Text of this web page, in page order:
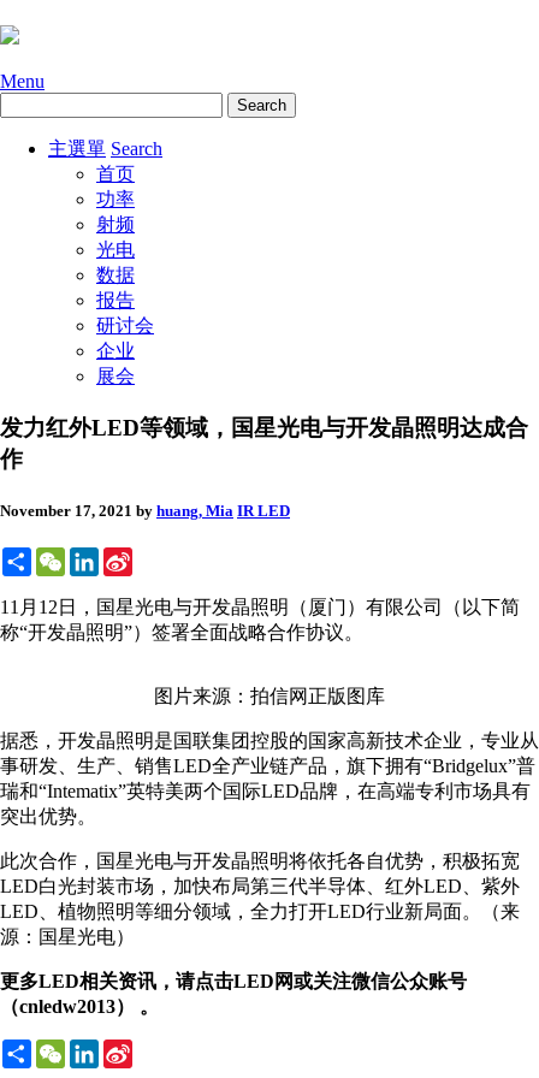
Menu
主選單 Search
首页
功率
射频
光电
数据
报告
研讨会
企业
展会
发力红外LED等领域，国星光电与开发晶照明达成合
作
November 17, 2021 by huang, Mia IR LED
ShareWeChatLinkedIn
11月12日，国星光电与开发晶照明（厦门）有限公司（以下简
称“开发晶照明”）签署全面战略合作协议。
图片来源：拍信网正版图库
据悉，开发晶照明是国联集团控股的国家高新技术企业，专业从
事研发、生产、销售LED全产业链产品，旗下拥有“Bridgelux”普
瑞和“Intematix”英特美两个国际LED品牌，在高端专利市场具有
突出优势。
此次合作，国星光电与开发晶照明将依托各自优势，积极拓宽
LED白光封装市场，加快布局第三代半导体、红外LED、紫外
LED、植物照明等细分领域，全力打开LED行业新局面。（来
源：国星光电）
更多LED相关资讯，请点击LED网或关注微信公众账号
（cnledw2013） 。
ShareWeChatLinkedIn